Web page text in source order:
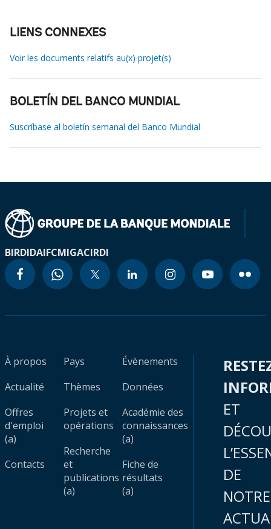
LIENS CONNEXES
Voir les documents relatifs au(x) projet(s)
BOLETÍN DEL BANCO MUNDIAL
Suscríbase al boletín semanal del Banco Mundial
BIRDIDAIFCMIGACIRDI
À propos
Actualité
Offres
d'emploi
(a)
Contacts
Pays
Thèmes
Projets et
opérations
Recherche
et
publications
(a)
Évènements
Données
Académie des
connaissances
(a)
Fiche de
résultats
(a)
ET
DE
NOTRE